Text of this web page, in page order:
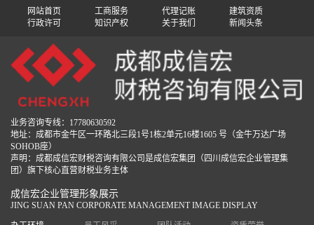
网站首页 工商服务 代理记账
建筑资质
行政许可
知识产权 关于我们 新闻头条
业务咨询专线：17780630592
地址：成都市金牛区一环路北三段1号1栋2单元16楼1605 号（金牛万达广场
SOHOB座）
声明：成都成信宏财税咨询有限公司是成信宏集团（四川成信宏企业管理集
团）旗下核心直营财税业务主体
成信宏企业管理形象展示
JING SUAN PAN CORPORATE MANAGEMENT IMAGE DISPLAY